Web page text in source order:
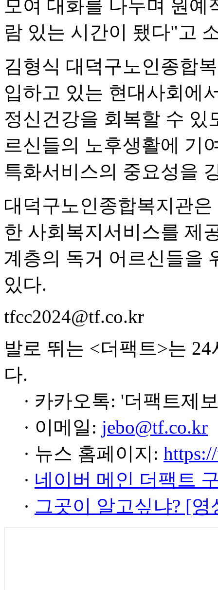
모여 대화를 나누며 원예
람 있는 시간이 됐다"고
김형식 대덕구노인종합
입하고 있는 현대사회에
정신건강을 회복할 수 있
르신들의 노후생활에 기
특화서비스의 중요성을
대덕구노인종합복지관
한 사회복지서비스를 제
계층의 독거 어르신들을
있다.
tfcc2024@tf.co.kr
발로 뛰는 <더팩트>는
다.
· 카카오톡: '더팩트제
· 이메일: jebo@tf.co.kr
· 뉴스 홈페이지:
· 네이버 메인 더팩트
· 그곳이 알고싶냐? [